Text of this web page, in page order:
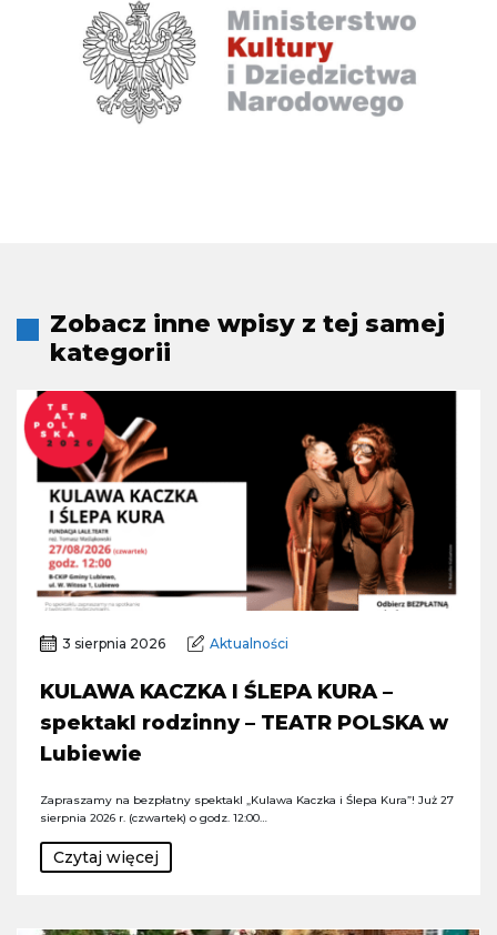
Zobacz inne wpisy z tej samej
kategorii
3 sierpnia 2026 Aktualności
KULAWA KACZKA I ŚLEPA KURA –
spektakl rodzinny – TEATR POLSKA w
Lubiewie
Zapraszamy na bezpłatny spektakl „Kulawa Kaczka i Ślepa Kura”! Już 27
sierpnia 2026 r. (czwartek) o godz. 12:00…
Czytaj więcej